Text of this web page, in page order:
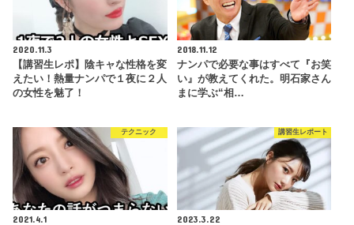
2020.11.3
【講習生レポ】陰キャな性格を変
えたい！熱量ナンパで１夜に２人
の女性を魅了！
2018.11.12
ナンパで必要な事はすべて『お笑
い』が教えてくれた。明石家さん
まに学ぶ“相…
テクニック
2021.4.1
講習生レポート
2023.3.22